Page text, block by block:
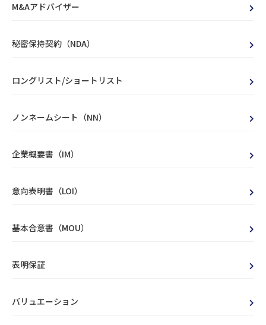
M&Aアドバイザー
秘密保持契約（NDA）
ロングリスト/ショートリスト
ノンネームシート（NN）
企業概要書（IM）
意向表明書（LOI）
基本合意書（MOU）
表明保証
バリュエーション